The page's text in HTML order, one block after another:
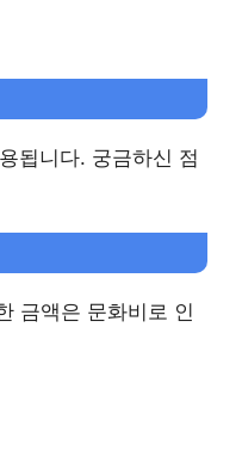
됩니다. 궁금하신 점
금액은 문화비로 인